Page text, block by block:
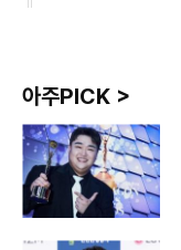
아주PICK >